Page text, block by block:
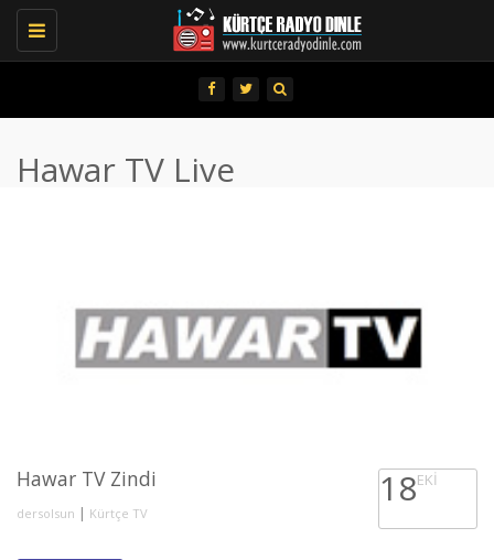
Toggle
navigation
Hawar TV Live
Hawar TV Zindi
dersolsun | Kürtçe TV
18EKI